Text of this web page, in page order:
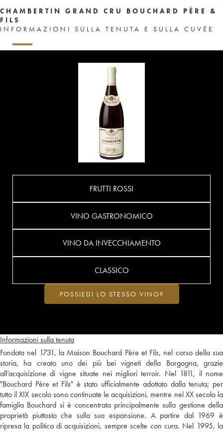
CHAMBERTIN GRAND CRU BOUCHARD PÈRE &
FILS
INFORMAZIONI SULLA TENUTA E SULLA CUVÉE
Informazioni sulla tenuta
Fondata nel 1731, la Maison Bouchard Père et Fils, nel corso della sua
storia, ha creato uno dei più bei vigneti della Borgogna, grazie
all’acquisizione di vigne situate nei migliori terroir. Nel 1811, il nome
"Bouchard Père et Fils" è stato ufficialmente adottato dalla tenuta; per
tutto il XIX secolo sono continuate le acquisizioni, mentre nel XX secolo la
famiglia Bouchard si è concentrata principalmente sulla gestione della
proprietà piuttosto che sulla sua espansione. A partire dal 1969 è
ripresa la politica di acquisizioni, sempre scelte con cura. Nel 1995, la
FRUTTI ROSSI
VINO GASTRONOMICO
VINO DA INVECCHIAMENTO
CLASSICO
POSSIEDI LO STESSO VINO?